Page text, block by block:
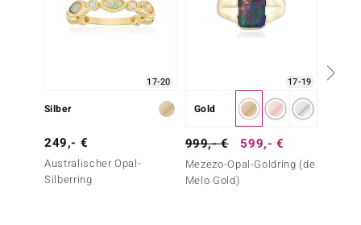
17-20
Silber
249,- €
Australischer Opal-
Silberring
17-19
Gold
999,- € 599,- €
Mezezo-Opal-Goldring (de
Melo Gold)